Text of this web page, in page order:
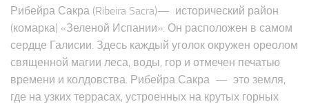
Рибейра Сакра (Ribeira Sacra)— исторический район
(комарка) «Зеленой Испании». Он расположен в самом
сердце Галисии. Здесь каждый уголок окружен ореолом
священной магии леса, воды, гор и отмечен печатью
времени и колдовства. Рибейра Сакра — это земля,
где на узких террасах, устроенных на крутых горных